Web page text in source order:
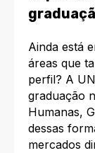
Ainda está
áreas que
perfil? A
graduação
Humanas,
dessas
mercados